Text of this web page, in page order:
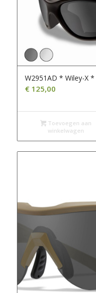
W2951AD * Wiley-X
€125,00
Toevoegen aan
winkelwagen